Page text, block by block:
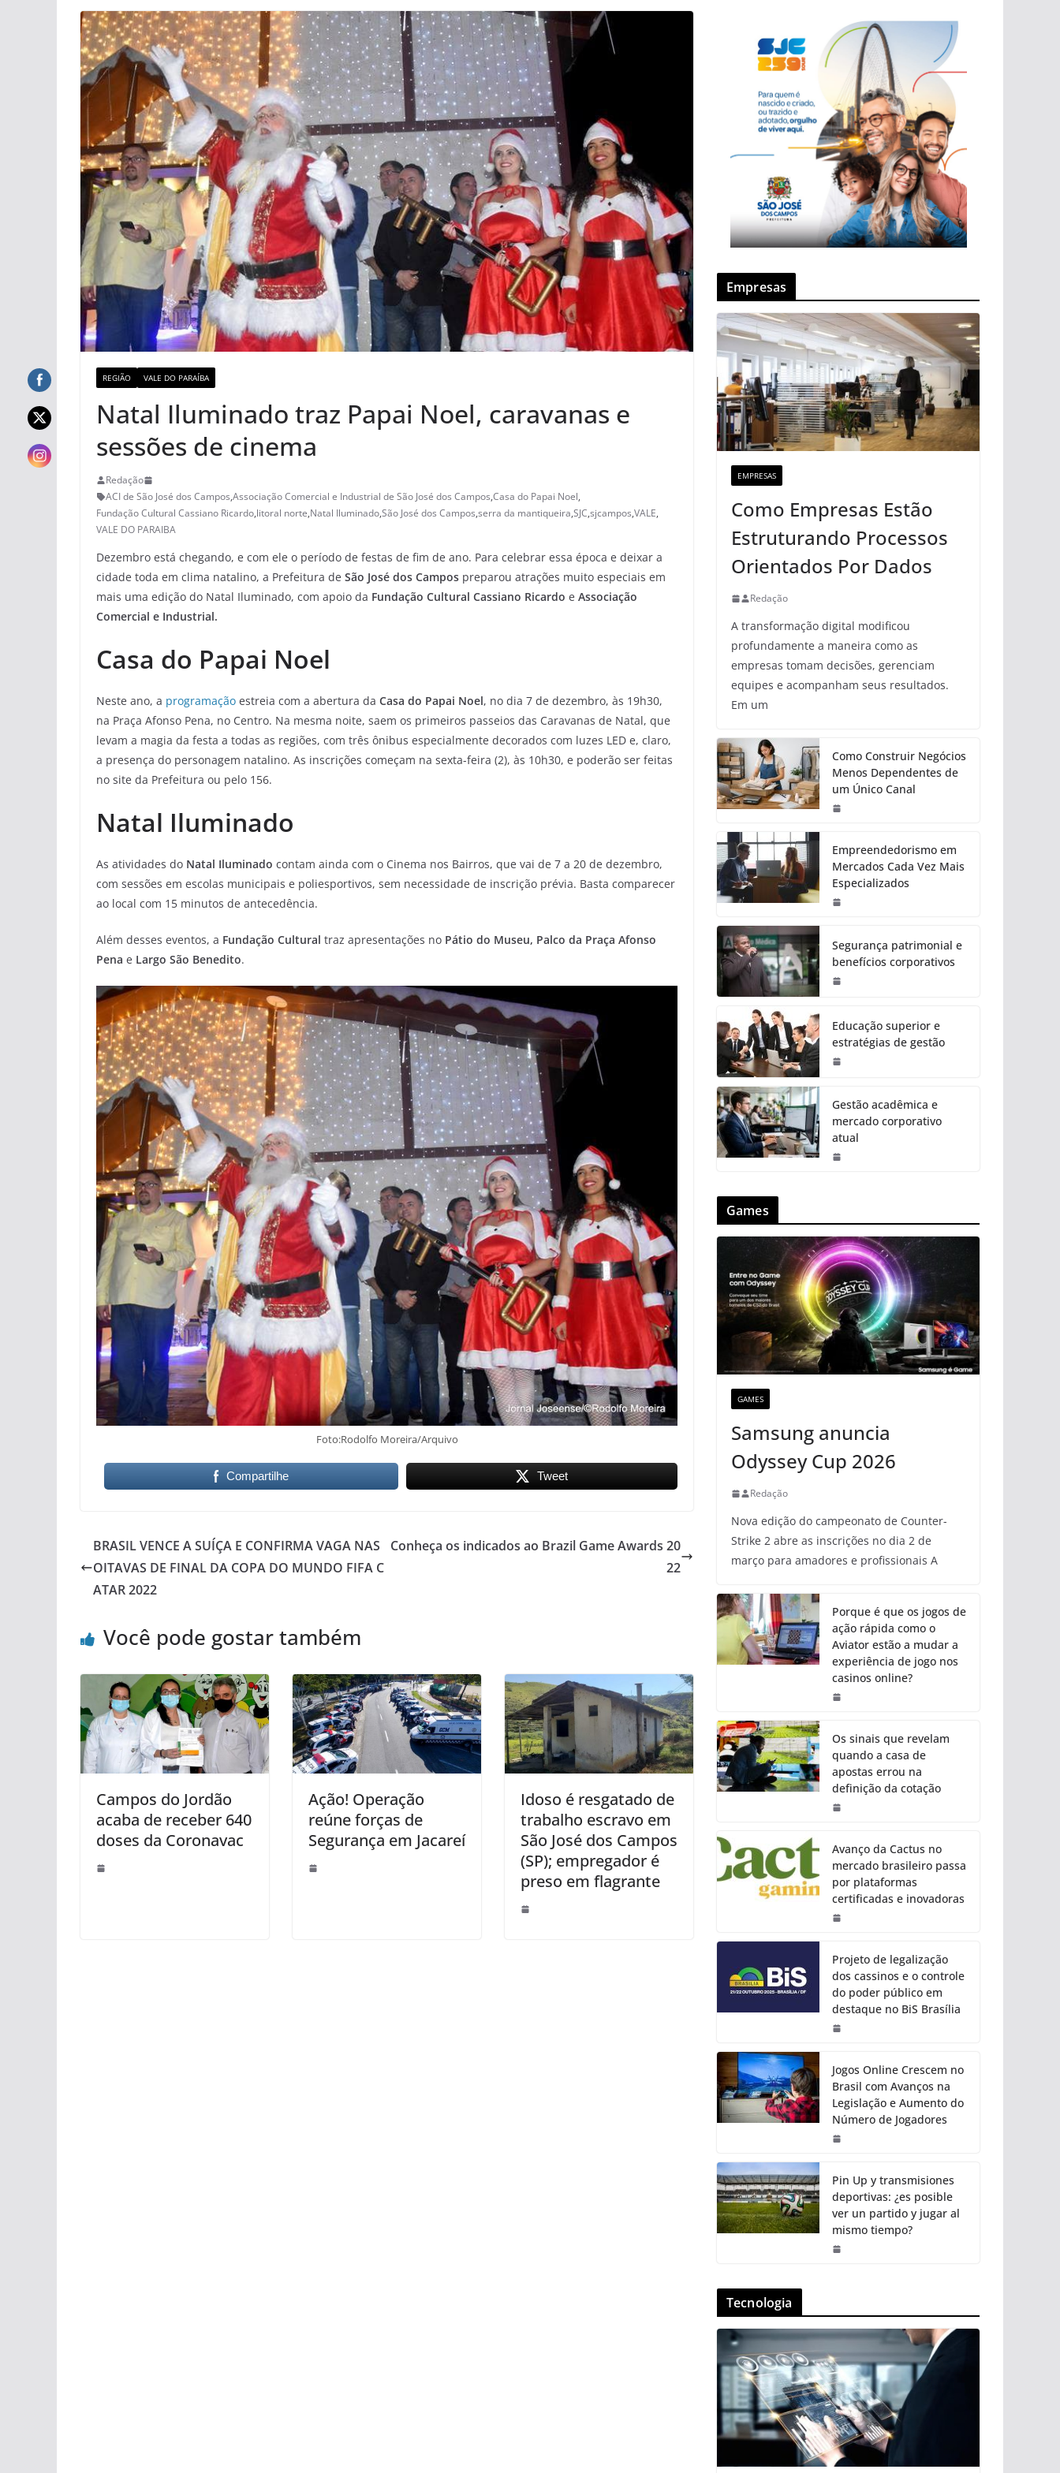
REGIÃO VALE DO PARAÍBA
Natal Iluminado traz Papai Noel, caravanas e
sessões de cinema
Redação
ACI de São José dos Campos,Associação Comercial e Industrial de São José dos Campos,Casa do Papai Noel,
Fundação Cultural Cassiano Ricardo,litoral norte,Natal Iluminado,São José dos Campos,serra da mantiqueira,SJC,sjcampos,VALE,
VALE DO PARAIBA
Dezembro está chegando, e com ele o período de festas de fim de ano. Para celebrar essa época e deixar a
cidade toda em clima natalino, a Prefeitura de São José dos Campos preparou atrações muito especiais em
mais uma edição do Natal Iluminado, com apoio da Fundação Cultural Cassiano Ricardo e Associação
Comercial e Industrial.
Casa do Papai Noel
Neste ano, a programação estreia com a abertura da Casa do Papai Noel, no dia 7 de dezembro, às 19h30,
na Praça Afonso Pena, no Centro. Na mesma noite, saem os primeiros passeios das Caravanas de Natal, que
levam a magia da festa a todas as regiões, com três ônibus especialmente decorados com luzes LED e, claro,
a presença do personagem natalino. As inscrições começam na sexta-feira (2), às 10h30, e poderão ser feitas
no site da Prefeitura ou pelo 156.
Natal Iluminado
As atividades do Natal Iluminado contam ainda com o Cinema nos Bairros, que vai de 7 a 20 de dezembro,
com sessões em escolas municipais e poliesportivos, sem necessidade de inscrição prévia. Basta comparecer
ao local com 15 minutos de antecedência.
Além desses eventos, a Fundação Cultural traz apresentações no Pátio do Museu, Palco da Praça Afonso
Pena e Largo São Benedito.
Foto:Rodolfo Moreira/Arquivo
Compartilhe Tweet
BRASIL VENCE A SUÍÇA E CONFIRMA VAGA NAS
OITAVAS DE FINAL DA COPA DO MUNDO FIFA C
ATAR 2022
Conheça os indicados ao Brazil Game Awards 20
22
Você pode gostar também
Campos do Jordão
acaba de receber 640
doses da Coronavac
Ação! Operação
reúne forças de
Segurança em Jacareí
Idoso é resgatado de
trabalho escravo em
São José dos Campos
(SP); empregador é
preso em flagrante
Empresas
EMPRESAS
Como Empresas Estão
Estruturando Processos
Orientados Por Dados
Redação
A transformação digital modificou
profundamente a maneira como as
empresas tomam decisões, gerenciam
equipes e acompanham seus resultados.
Em um
Como Construir Negócios
Menos Dependentes de
um Único Canal
Empreendedorismo em
Mercados Cada Vez Mais
Especializados
Segurança patrimonial e
benefícios corporativos
Educação superior e
estratégias de gestão
Gestão acadêmica e
mercado corporativo
atual
Games
GAMES
Samsung anuncia
Odyssey Cup 2026
Redação
Nova edição do campeonato de Counter-
Strike 2 abre as inscrições no dia 2 de
março para amadores e profissionais A
Porque é que os jogos de
ação rápida como o
Aviator estão a mudar a
experiência de jogo nos
casinos online?
Os sinais que revelam
quando a casa de
apostas errou na
definição da cotação
Avanço da Cactus no
mercado brasileiro passa
por plataformas
certificadas e inovadoras
Projeto de legalização
dos cassinos e o controle
do poder público em
destaque no BiS Brasília
Jogos Online Crescem no
Brasil com Avanços na
Legislação e Aumento do
Número de Jogadores
Pin Up y transmisiones
deportivas: ¿es posible
ver un partido y jugar al
mismo tiempo?
Tecnologia